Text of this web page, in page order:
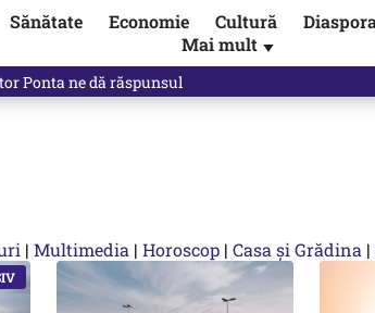
Sănătate Economie Cultură
Mai mult ▼
Ponta ne dă răspunsul
| Multimedia | Horoscop | Casa și Grădina |